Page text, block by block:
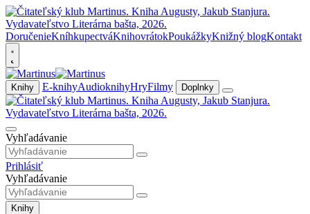
DoručenieKníhkupectváKnihovrátokPoukážkyKnižný blogKontakt
Knihy E-knihyAudioknihyHryFilmy Doplnky
Vyhľadávanie
Prihlásiť
Vyhľadávanie
Knihy